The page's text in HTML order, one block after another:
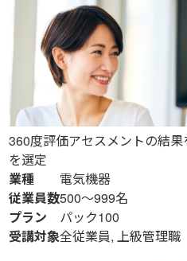
360度評価アセスメントの結
を選定
業種
電気機器
従業員数500～999名
プラン
パック100
受講対象全従業員, 上級管理職